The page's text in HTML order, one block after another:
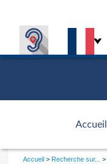
Accueil
d'accueil
Vous
Accueil Recherche sur...